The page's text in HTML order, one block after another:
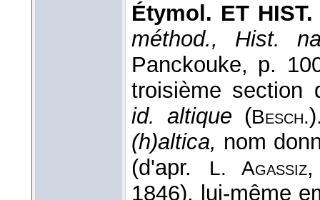
Étymol. ET HIST.
méthod., Hist.
Panckouke, p.
troisième section
id. altique (Besch.
(h)altica, nom
(d'apr.
L. Agassiz
1846), lui-même